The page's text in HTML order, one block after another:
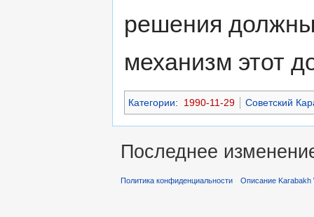
решения должны
механизм этот
Категории: 1990-11-29 Советский
Последнее
Политика конфиденциальности Описание Karabakh